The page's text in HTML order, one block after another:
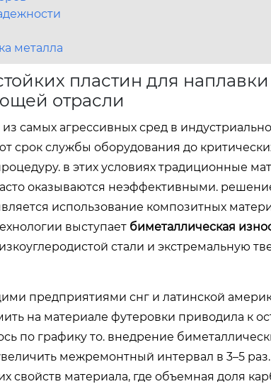
металла
пластин для наплавки
отрасли
самых агрессивных сред в
срок службы оборудования до
в этих условиях традиционные
оказываются неэффективными.
использование композитных
выступает биметаллическая
стали и экстремальную
предприятиями снг и латинской
на материале футеровки приводила к
по графику то. внедрение
межремонтный интервал в 3–5 раз.
свойств материала, где объемная доля